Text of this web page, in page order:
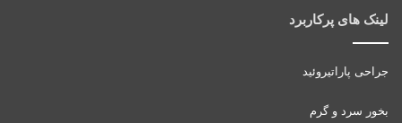
لینک های پرکاربرد
جراحی پاراتیروئید
بخور سرد و گرم